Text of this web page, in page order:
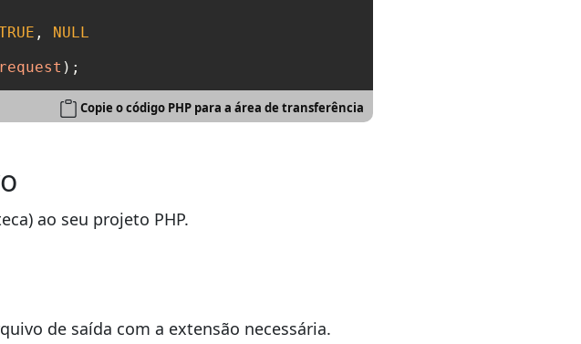
,
NULL
);
Copie o código PHP para a área de transferência
ao seu projeto PHP.
de saída com a extensão necessária.